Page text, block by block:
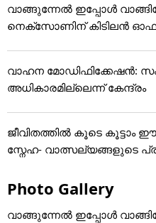
വാങ്ങുന്നേൽ ഇപ്പോൾ
നെക്സോണിന് കിടിലൻ
വാഹന മോഡിഫിക്കേഷൻ:
അ‌ധികാരമില്ലെന്ന് കേന്ദ്രം
ജീവിതത്തിൽ കൂടെ കൂട്ടാം
സ്നേഹ- വാത്സല്യങ്ങളുടെ
Photo Gallery
വാങ്ങുന്നേൽ ഇപ്പോൾ